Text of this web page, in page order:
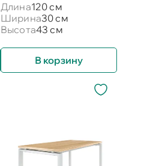
Длина120 см
Ширина30 см
Высота43 см
В корзину